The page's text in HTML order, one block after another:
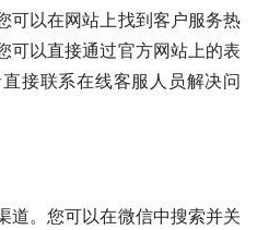
可以在网站上找到客户服务热
可以直接通过官方网站上的表
接联系在线客服人员解决问
道。您可以在微信中搜索并关